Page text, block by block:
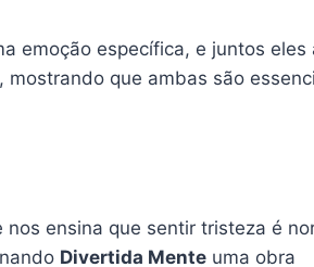
emoção específica, e juntos eles
que ambas são
ensina que sentir tristeza é
Divertida Mente uma obra